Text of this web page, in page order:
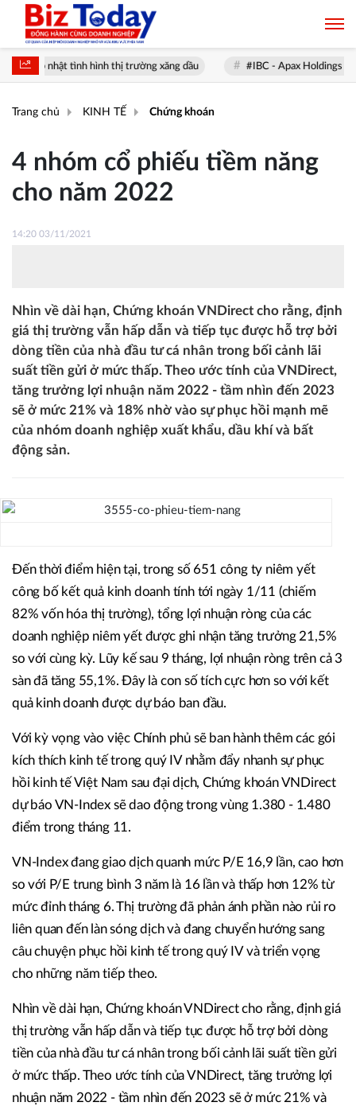
nhật tình hình thị trường xăng dầu #IBC - Apax Holdings - Thông
Trang chủ KINH TẾ Chứng khoán
4 nhóm cổ phiếu tiềm năng
cho năm 2022
14:20 03/11/2021
Nhìn về dài hạn, Chứng khoán VNDirect cho rằng, định
giá thị trường vẫn hấp dẫn và tiếp tục được hỗ trợ bởi
dòng tiền của nhà đầu tư cá nhân trong bối cảnh lãi
suất tiền gửi ở mức thấp. Theo ước tính của VNDirect,
tăng trưởng lợi nhuận năm 2022 - tầm nhìn đến 2023
sẽ ở mức 21% và 18% nhờ vào sự phục hồi mạnh mẽ
của nhóm doanh nghiệp xuất khẩu, dầu khí và bất
động sản.
Đến thời điểm hiện tại, trong số 651 công ty niêm yết
công bố kết quả kinh doanh tính tới ngày 1/11 (chiếm
82% vốn hóa thị trường), tổng lợi nhuận ròng của các
doanh nghiệp niêm yết được ghi nhận tăng trưởng 21,5%
so với cùng kỳ. Lũy kế sau 9 tháng, lợi nhuận ròng trên cả 3
sàn đã tăng 55,1%. Đây là con số tích cực hơn so với kết
quả kinh doanh được dự báo ban đầu.
Với kỳ vọng vào việc Chính phủ sẽ ban hành thêm các gói
kích thích kinh tế trong quý IV nhằm đẩy nhanh sự phục
hồi kinh tế Việt Nam sau đại dịch, Chứng khoán VNDirect
dự báo VN-Index sẽ dao động trong vùng 1.380 - 1.480
điểm trong tháng 11.
VN-Index đang giao dịch quanh mức P/E 16,9 lần, cao hơn
so với P/E trung bình 3 năm là 16 lần và thấp hơn 12% từ
mức đỉnh tháng 6. Thị trường đã phản ánh phần nào rủi ro
liên quan đến làn sóng dịch và đang chuyển hướng sang
câu chuyện phục hồi kinh tế trong quý IV và triển vọng
cho những năm tiếp theo.
Nhìn về dài hạn, Chứng khoán VNDirect cho rằng, định giá
thị trường vẫn hấp dẫn và tiếp tục được hỗ trợ bởi dòng
tiền của nhà đầu tư cá nhân trong bối cảnh lãi suất tiền gửi
ở mức thấp. Theo ước tính của VNDirect, tăng trưởng lợi
nhuận năm 2022 - tầm nhìn đến 2023 sẽ ở mức 21% và